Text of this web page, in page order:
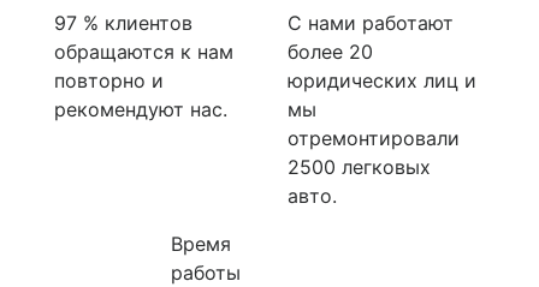
97 % клиентов
обращаются к нам
повторно и
рекомендуют нас.
С нами работают
более 20
юридических лиц и
мы
отремонтировали
2500 легковых
авто.
Время
работы